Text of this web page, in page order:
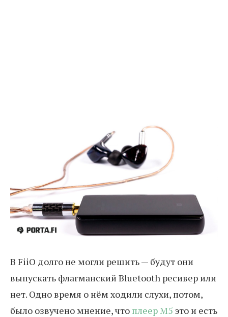
В FiiO долго не могли решить — будут они
выпускать флагманский Bluetooth ресивер или
нет. Одно время о нём ходили слухи, потом,
было озвучено мнение, что плеер M5 это и есть